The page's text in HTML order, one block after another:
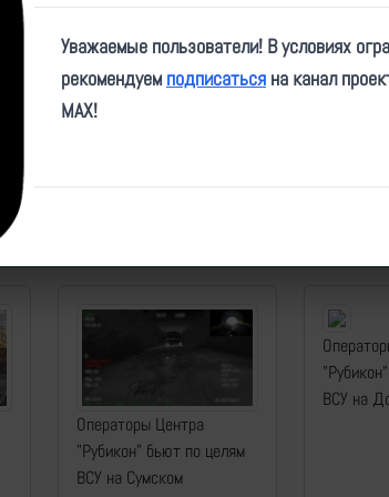
| Автор:admin| Дата:2025-08-30| Просмотров:5001| Теги:
Операторы Центра
"Рубикон" бьют по целям
ВСУ на Сумском
ВСУ на
Уважаемые пользователи! В условиях
рекомендуем подписаться на канал
MAX!